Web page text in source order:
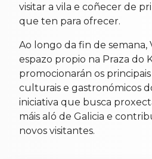
visitar a vila e coñecer de
que ten para ofrecer.
Ao longo da fin de semana,
espazo propio na Praza do
promocionarán os
culturais e gastronómicos
iniciativa que busca
máis aló de Galicia e
novos visitantes.